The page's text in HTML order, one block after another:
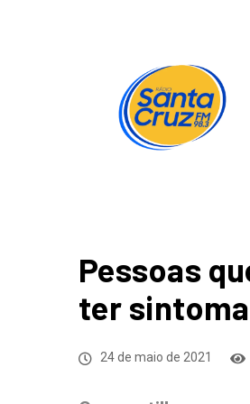
Pessoas
ter
24 de maio de 2021